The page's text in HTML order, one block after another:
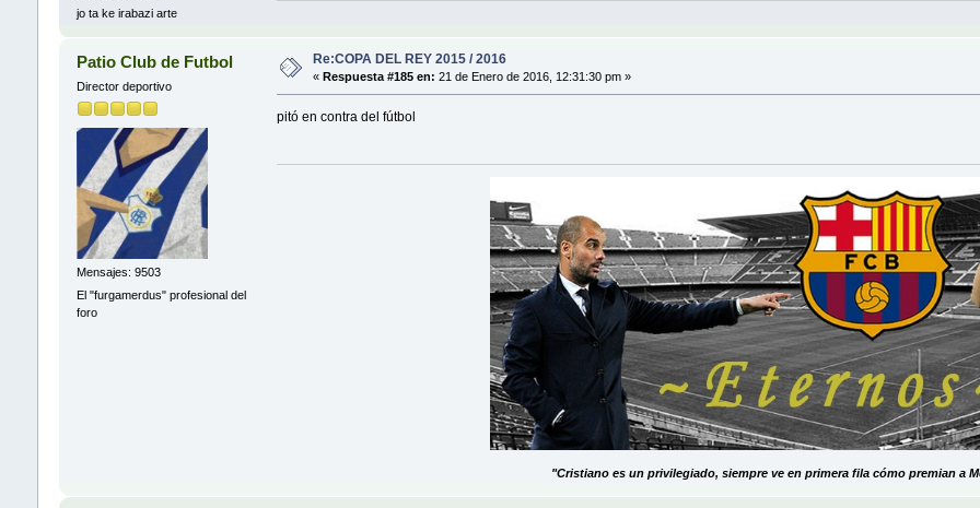
jo ta ke irabazi arte
Patio Club de Futbol
Director deportivo
Mensajes: 9503
El "furgamerdus" profesional del
foro
Re:COPA DEL REY 2015 / 2016
« Respuesta #185 en: 21 de Enero de 2016, 12:31:30 pm »
pitó en contra del fútbol
"Cristiano es un privilegiado, siempre ve en primera fila cómo premian a